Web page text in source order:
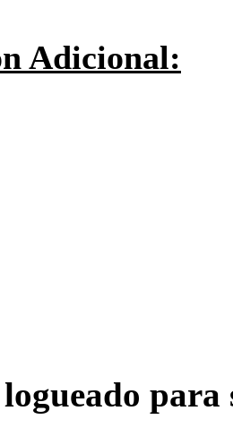
Adicional:
logueado